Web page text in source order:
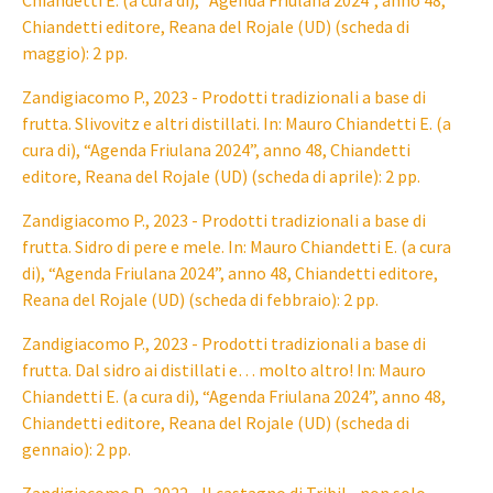
Chiandetti editore, Reana del Rojale (UD) (scheda di
maggio): 2 pp.
Zandigiacomo P., 2023 - Prodotti tradizionali a base di
frutta. Slivovitz e altri distillati. In: Mauro Chiandetti E. (a
cura di), “Agenda Friulana 2024”, anno 48, Chiandetti
editore, Reana del Rojale (UD) (scheda di aprile): 2 pp.
Zandigiacomo P., 2023 - Prodotti tradizionali a base di
frutta. Sidro di pere e mele. In: Mauro Chiandetti E. (a cura
di), “Agenda Friulana 2024”, anno 48, Chiandetti editore,
Reana del Rojale (UD) (scheda di febbraio): 2 pp.
Zandigiacomo P., 2023 - Prodotti tradizionali a base di
frutta. Dal sidro ai distillati e… molto altro! In: Mauro
Chiandetti E. (a cura di), “Agenda Friulana 2024”, anno 48,
Chiandetti editore, Reana del Rojale (UD) (scheda di
gennaio): 2 pp.